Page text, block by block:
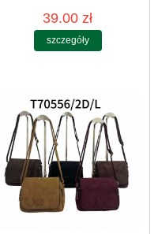
39.00 zł
szczegóły